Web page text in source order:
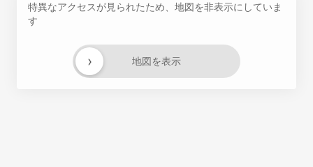
特異なアクセスが見られたため、地図を非表示にしていま
す
地図を表示
›